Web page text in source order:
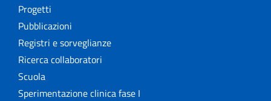
Progetti
Pubblicazioni
Registri e sorveglianze
Ricerca collaboratori
Scuola
Sperimentazione clinica fase I